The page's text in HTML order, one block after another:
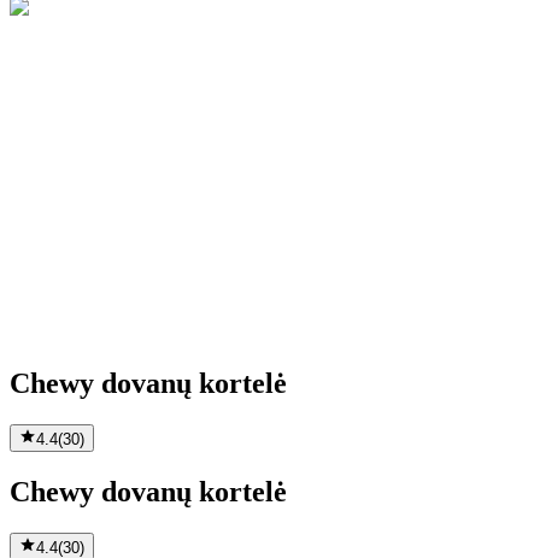
Chewy dovanų kortelė
4.4(30)
Chewy dovanų kortelė
4.4(30)